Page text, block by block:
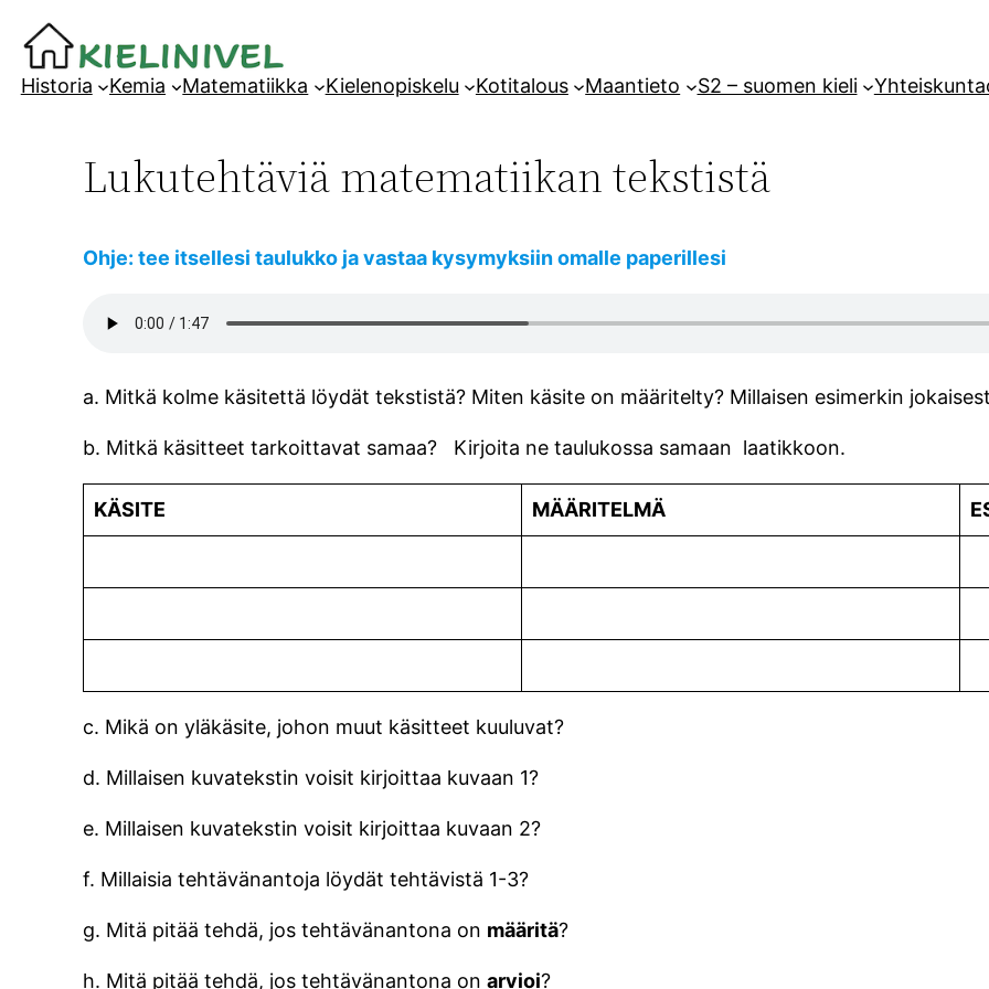
Siirry
sisältöön
Historia
Kemia Matematiikka Kielenopiskelu Kotitalous Maantieto S2 – suomen kieli
Lukutehtäviä matematiikan tekstistä
Ohje: tee itsellesi taulukko ja vastaa kysymyksiin omalle paperillesi
a. Mitkä kolme käsitettä löydät tekstistä? Miten käsite on määritelty? Millaisen esimerkin
b. Mitkä käsitteet tarkoittavat samaa? Kirjoita ne taulukossa samaan laatikkoon.
KÄSITE MÄÄRITELMÄ
c. Mikä on yläkäsite, johon muut käsitteet kuuluvat?
d. Millaisen kuvatekstin voisit kirjoittaa kuvaan 1?
e. Millaisen kuvatekstin voisit kirjoittaa kuvaan 2?
f. Millaisia tehtävänantoja löydät tehtävistä 1-3?
g. Mitä pitää tehdä, jos tehtävänantona on määritä?
h. Mitä pitää tehdä, jos tehtävänantona onarvioi?